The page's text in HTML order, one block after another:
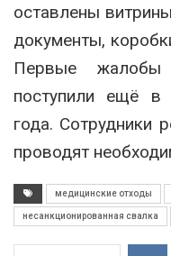
оставлены
документы,
Первые жалобы
поступили ещё в
года. Сотрудники
проводят
медицинские отходы
несанкционированная свалка